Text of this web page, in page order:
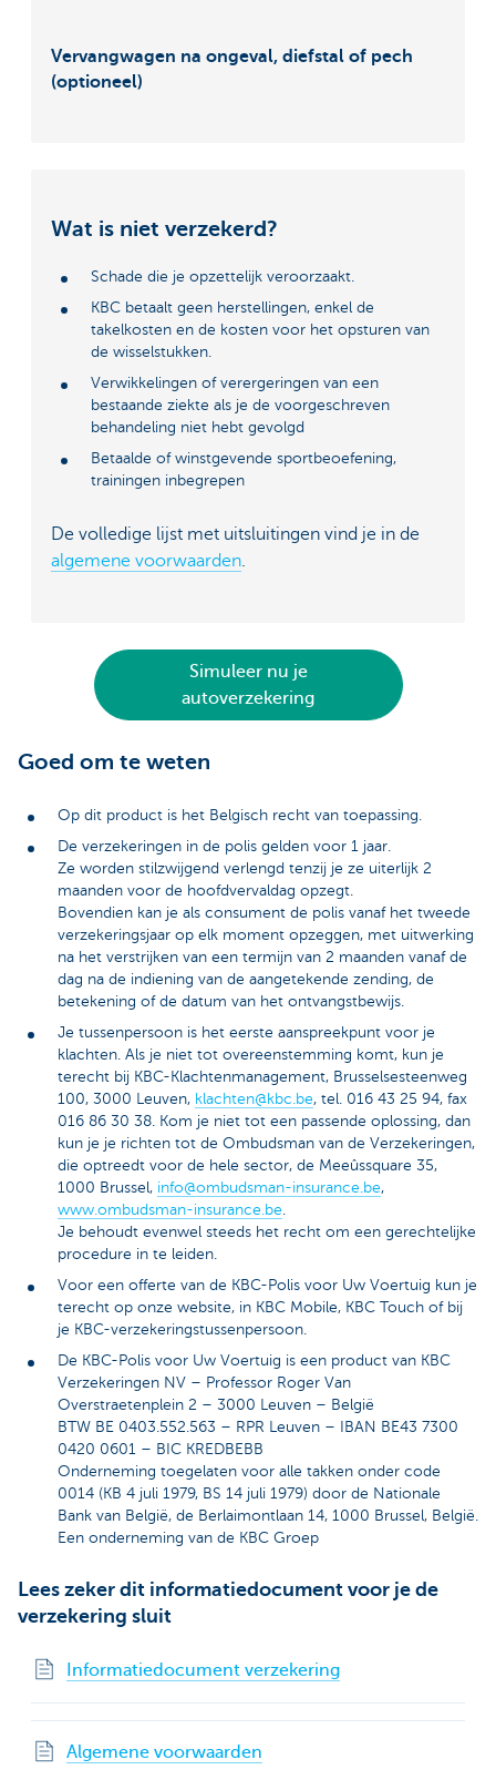
Vervangwagen na ongeval, diefstal of pech
(optioneel)
Wat is niet verzekerd?
Schade die je opzettelijk veroorzaakt.
KBC betaalt geen herstellingen, enkel de
takelkosten en de kosten voor het opsturen van
de wisselstukken.
Verwikkelingen of verergeringen van een
bestaande ziekte als je de voorgeschreven
behandeling niet hebt gevolgd
Betaalde of winstgevende sportbeoefening,
trainingen inbegrepen
De volledige lijst met uitsluitingen vind je in de
algemene voorwaarden.
Simuleer nu je
autoverzekering
Goed om te weten
Op dit product is het Belgisch recht van toepassing.
De verzekeringen in de polis gelden voor 1 jaar.
Ze worden stilzwijgend verlengd tenzij je ze uiterlijk 2
maanden voor de hoofdvervaldag opzegt.
Bovendien kan je als consument de polis vanaf het tweede
verzekeringsjaar op elk moment opzeggen, met uitwerking
na het verstrijken van een termijn van 2 maanden vanaf de
dag na de indiening van de aangetekende zending, de
betekening of de datum van het ontvangstbewijs.
Je tussenpersoon is het eerste aanspreekpunt voor je
klachten. Als je niet tot overeenstemming komt, kun je
terecht bij KBC-Klachtenmanagement, Brusselsesteenweg
100, 3000 Leuven, klachten@kbc.be, tel. 016 43 25 94, fax
016 86 30 38. Kom je niet tot een passende oplossing, dan
kun je je richten tot de Ombudsman van de Verzekeringen,
die optreedt voor de hele sector, de Meeûssquare 35,
1000 Brussel, info@ombudsman-insurance.be,
www.ombudsman-insurance.be.
Je behoudt evenwel steeds het recht om een gerechtelijke
procedure in te leiden.
Voor een offerte van de KBC-Polis voor Uw Voertuig kun je
terecht op onze website, in KBC Mobile, KBC Touch of bij
je KBC-verzekeringstussenpersoon.
De KBC-Polis voor Uw Voertuig is een product van KBC
Verzekeringen NV – Professor Roger Van
Overstraetenplein 2 – 3000 Leuven – België
BTW BE 0403.552.563 – RPR Leuven – IBAN BE43 7300
0420 0601 – BIC KREDBEBB
Onderneming toegelaten voor alle takken onder code
0014 (KB 4 juli 1979, BS 14 juli 1979) door de Nationale
Bank van België, de Berlaimontlaan 14, 1000 Brussel, België.
Een onderneming van de KBC Groep
Lees zeker dit informatiedocument voor je de
verzekering sluit
Informatiedocument verzekering
Algemene voorwaarden